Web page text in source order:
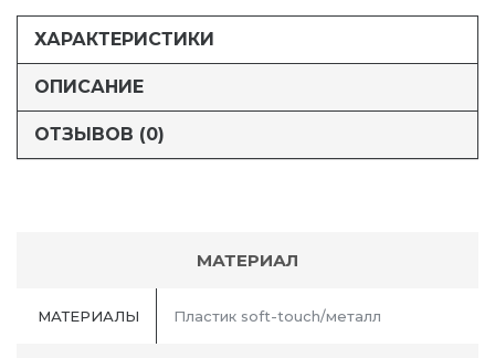
ХАРАКТЕРИСТИКИ
ОПИСАНИЕ
ОТЗЫВОВ (0)
МАТЕРИАЛ
МАТЕРИАЛЫ Пластик soft-touch/металл